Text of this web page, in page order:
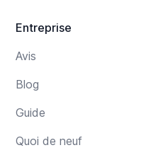
Entreprise
Avis
Blog
Guide
Quoi de neuf